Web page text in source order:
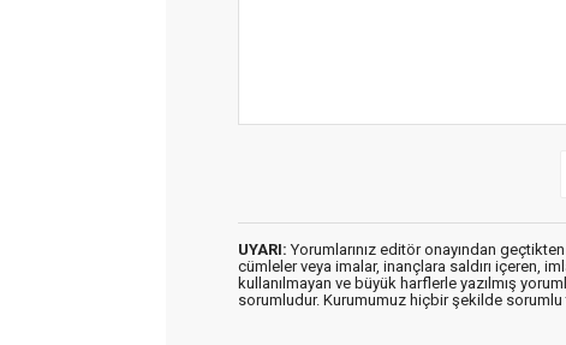
UYARI: Yorumlarınız editör onayından
cümleler veya imalar, inançlara saldırı içeren,
kullanılmayan ve büyük harflerle yazılmış
sorumludur. Kurumumuz hiçbir şekilde